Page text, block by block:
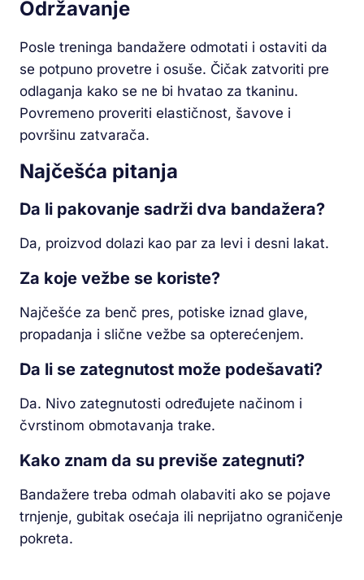
Održavanje
Posle treninga bandažere odmotati i ostaviti da
se potpuno provetre i osuše. Čičak zatvoriti pre
odlaganja kako se ne bi hvatao za tkaninu.
Povremeno proveriti elastičnost, šavove i
površinu zatvarača.
Najčešća pitanja
Da li pakovanje sadrži dva bandažera?
Da, proizvod dolazi kao par za levi i desni lakat.
Za koje vežbe se koriste?
Najčešće za benč pres, potiske iznad glave,
propadanja i slične vežbe sa opterećenjem.
Da li se zategnutost može podešavati?
Da. Nivo zategnutosti određujete načinom i
čvrstinom obmotavanja trake.
Kako znam da su previše zategnuti?
Bandažere treba odmah olabaviti ako se pojave
trnjenje, gubitak osećaja ili neprijatno ograničenje
pokreta.